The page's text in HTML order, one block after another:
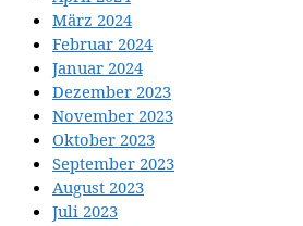
März 2024
Februar 2024
Januar 2024
Dezember 2023
November 2023
Oktober 2023
September 2023
August 2023
Juli 2023